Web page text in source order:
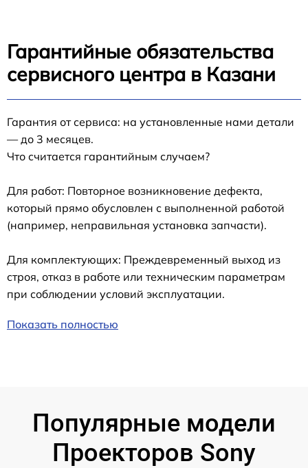
Гарантийные обязательства
сервисного центра в Казани
Гарантия от сервиса: на установленные нами детали
— до 3 месяцев.
Что считается гарантийным случаем?
Для работ: Повторное возникновение дефекта,
который прямо обусловлен с выполненной работой
(например, неправильная установка запчасти).
Для комплектующих: Преждевременный выход из
строя, отказ в работе или техническим параметрам
при соблюдении условий эксплуатации.
Показать полностью
Популярные модели
Проекторов Sony